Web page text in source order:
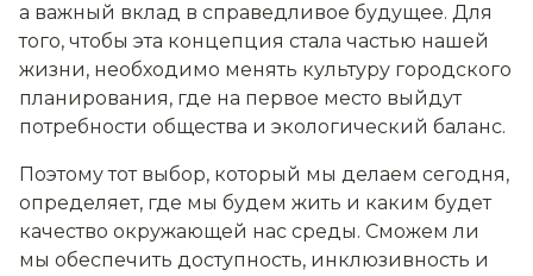
а важный вклад в справедливое будущее. Для
того, чтобы эта концепция стала частью нашей
жизни, необходимо менять культуру городского
планирования, где на первое место выйдут
потребности общества и экологический баланс.
Поэтому тот выбор, который мы делаем сегодня,
определяет, где мы будем жить и каким будет
качество окружающей нас среды. Сможем ли
мы обеспечить доступность, инклюзивность и